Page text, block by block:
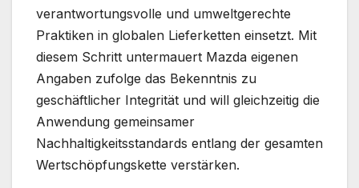
verantwortungsvolle und umweltgerechte
Praktiken in globalen Lieferketten einsetzt. Mit
diesem Schritt untermauert Mazda eigenen
Angaben zufolge das Bekenntnis zu
geschäftlicher Integrität und will gleichzeitig die
Anwendung gemeinsamer
Nachhaltigkeitsstandards entlang der gesamten
Wertschöpfungskette verstärken.